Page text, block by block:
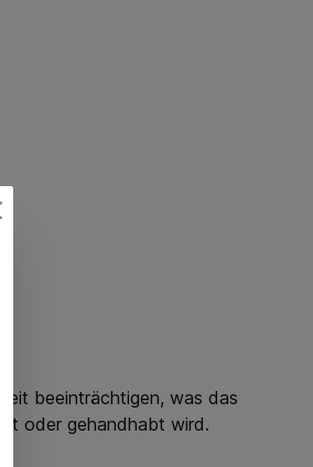
beeinträchtigen, was das
oder gehandhabt wird.